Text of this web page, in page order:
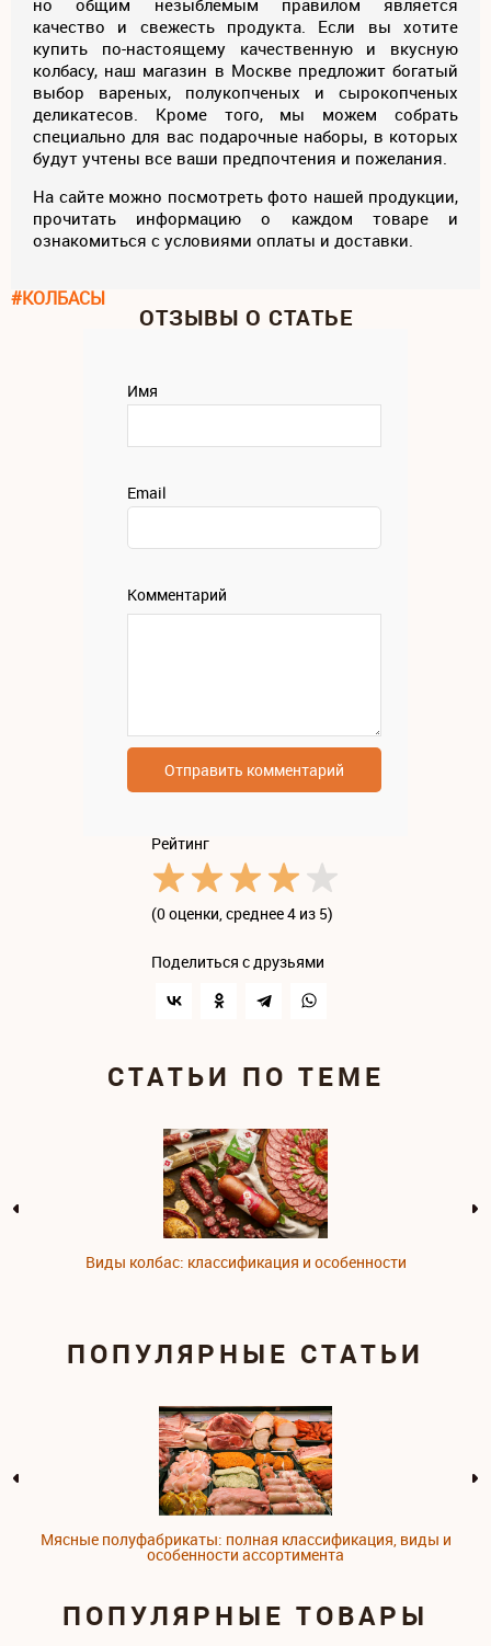
качество и свежесть продукта. Если вы хотите
купить по-настоящему качественную и вкусную
колбасу, наш магазин в Москве предложит богатый
выбор вареных, полукопченых и сырокопченых
деликатесов. Кроме того, мы можем собрать
специально для вас подарочные наборы, в которых
будут учтены все ваши предпочтения и пожелания.
На сайте можно посмотреть фото нашей продукции,
прочитать информацию о каждом товаре и
ознакомиться с условиями оплаты и доставки.
#КОЛБАСЫ
ОТЗЫВЫ О СТАТЬЕ
Имя
Email
Комментарий
Отправить комментарий
Рейтинг
(0 оценки, среднее 4 из 5)
Поделиться с друзьями
СТАТЬИ ПО ТЕМЕ
Виды колбас: классификация и особенности
ПОПУЛЯРНЫЕ СТАТЬИ
Мясные полуфабрикаты: полная классификация, виды и
особенности ассортимента
ПОПУЛЯРНЫЕ ТОВАРЫ